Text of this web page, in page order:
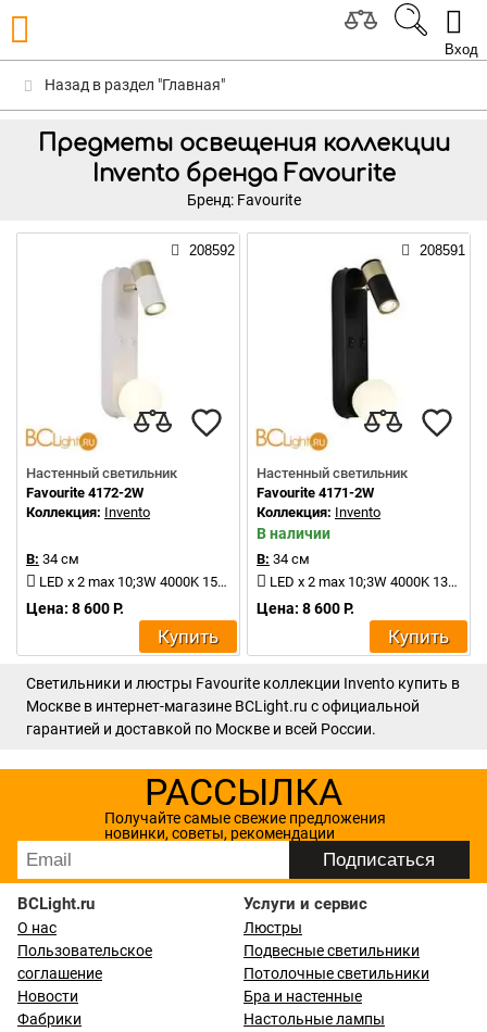
Вход
Назад в раздел "Главная"
Предметы освещения коллекции
Invento бренда Favourite
Бренд: Favourite
208592
Настенный светильник
Favourite 4172-2W
Коллекция: Invento
В: 34 см
LED x 2 max 10;3W 4000K 157Lm
Цена: 8 600 Р.
Купить
208591
Настенный светильник
Favourite 4171-2W
Коллекция: Invento
В наличии
В: 34 см
LED x 2 max 10;3W 4000K 135Lm
Цена: 8 600 Р.
Купить
Светильники и люстры Favourite коллекции Invento купить в
Москве в интернет-магазине BCLight.ru с официальной
гарантией и доставкой по Москве и всей России.
РАССЫЛКА
Получайте самые свежие предложения
новинки, советы, рекомендации
BCLight.ru
О нас
Пользовательское
соглашение
Новости
Фабрики
Услуги и сервис
Люстры
Подвесные светильники
Потолочные светильники
Бра и настенные
Настольные лампы